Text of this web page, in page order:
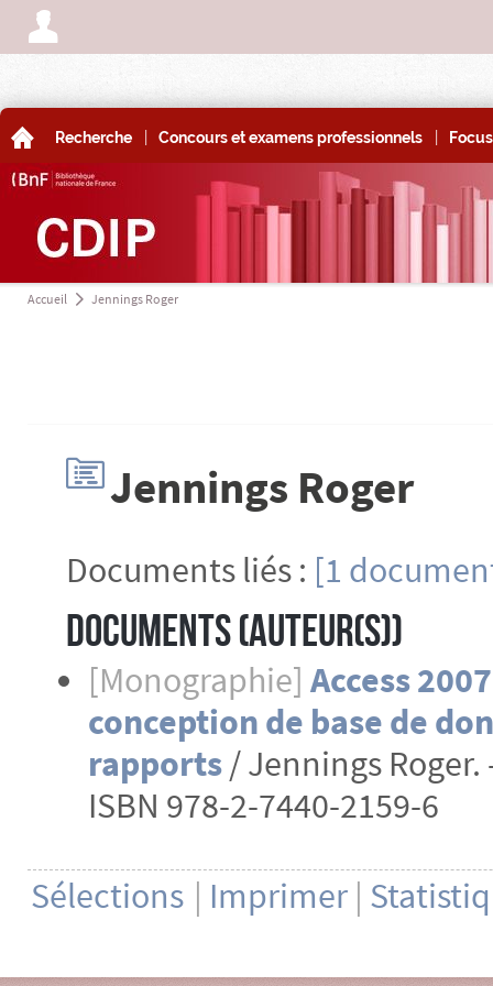
A
A Recherche | Concours et examens professionnels | Focus
Accueil a Jennings Roger
HJennings Roger
Documents liés : [1
Documents (Auteur(s))
[Monographie] Access
conception de base de
rapports/ Jennings Roger.
ISBN 978-2-7440-2159-6
Sélections | Imprimer |